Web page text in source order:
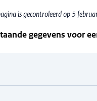
is gecontroleerd op 5
gegevens voor